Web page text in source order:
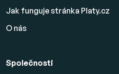
Jak funguje stránka Platy.cz
O nás
Společnosti